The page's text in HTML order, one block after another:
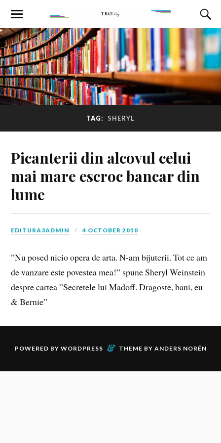
TAG: SHERYL
Picanterii din alcovul celui
mai mare escroc bancar din
lume
EDITURA3ADMIN 4 OCTOBER 2010
”Nu posed nicio opera de arta. N-am bijuterii. Tot ce am
de vanzare este povestea mea!” spune Sheryl Weinstein
despre cartea ”Secretele lui Madoff. Dragoste, bani, eu
& Bernie”
POWERED BY WORDPRESS & THEME BY ANDERS NORÉN